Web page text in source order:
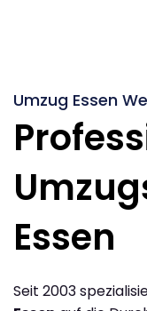
Umzug Essen
Essen
Seit 2003